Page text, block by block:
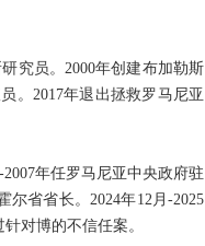
究员。2000年创建布加勒斯
。2017年退出拯救罗马尼亚
年任罗马尼亚中央政府驻
尔省省长。2024年12月-2025
对博的不信任案。